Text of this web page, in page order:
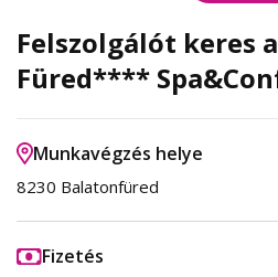
Felszolgálót keres
Füred****
Munkavégzés helye
8230 Balatonfüred
Fizetés